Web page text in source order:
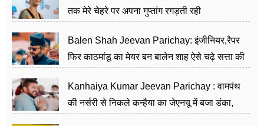
तक मेरे चेहरे पर अपना गुप्तांग रगड़ती रही
Balen Shah Jeevan Parichay: इंजीनियर,रैपर
फिर काठमांडू का मेयर बन बालेन शाह ऐसे चढ़े सत्ता की
Kanhaiya Kumar Jeevan Parichay : वामपंथ
की नर्सरी से निकले कन्हैया का जेएनयू में बजा डंका,